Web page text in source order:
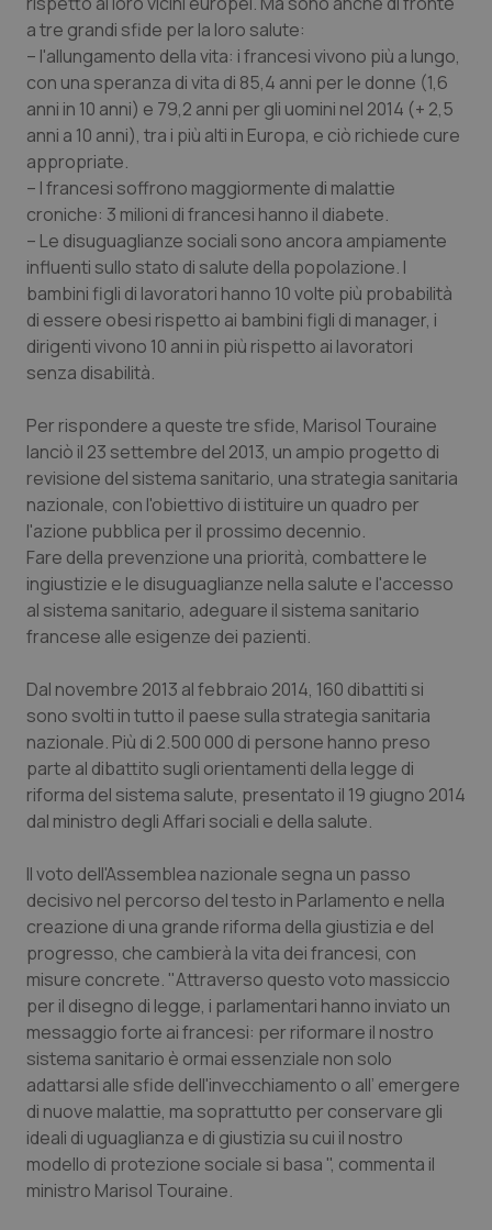
Provincia Autonoma di Trento
Puglia
Sardegna
Sicilia
Toscana
Umbria
Veneto
Ipertensione & Scompenso
Malattie rare
Malattia di Crohn & Rettocolite Ulcerosa
Neuroscienze & patologie neurodegenerative
Obesità
Oftalmologia
Oncoematologia
Oncologia & Nutrizione
Psoriasi & pelle
Quotidiano Cardiologia
Quotidiano Chirurgia
Quotidiano Oncologia
Quotidiano Pediatria
Rene & patologie urogenitali
Salute orale & impianti
Sangue & coagulazione
Tiroide
Tumore al seno
Tumore ovarico
Tumori del Polmone & Testa Collo
a tre grandi sfide per la loro salute:
– l'allungamento della vita: i francesi vivono più a lungo,
con una speranza di vita di 85,4 anni per le donne (1,6
anni in 10 anni) e 79,2 anni per gli uomini nel 2014 (+ 2,5
anni a 10 anni), tra i più alti in Europa, e ciò richiede cure
appropriate.
– I francesi soffrono maggiormente di malattie
croniche: 3 milioni di francesi hanno il diabete.
– Le disuguaglianze sociali sono ancora ampiamente
influenti sullo stato di salute della popolazione. I
bambini figli di lavoratori hanno 10 volte più probabilità
di essere obesi rispetto ai bambini figli di manager, i
dirigenti vivono 10 anni in più rispetto ai lavoratori
senza disabilità.
Per rispondere a queste tre sfide, Marisol Touraine
lanciò il 23 settembre del 2013, un ampio progetto di
revisione del sistema sanitario, una strategia sanitaria
nazionale, con l'obiettivo di istituire un quadro per
l'azione pubblica per il prossimo decennio.
Fare della prevenzione una priorità, combattere le
ingiustizie e le disuguaglianze nella salute e l'accesso
al sistema sanitario, adeguare il sistema sanitario
francese alle esigenze dei pazienti.
Dal novembre 2013 al febbraio 2014, 160 dibattiti si
sono svolti in tutto il paese sulla strategia sanitaria
nazionale. Più di 2.500 000 di persone hanno preso
parte al dibattito sugli orientamenti della legge di
riforma del sistema salute, presentato il 19 giugno 2014
dal ministro degli Affari sociali e della salute.
Il voto dell'Assemblea nazionale segna un passo
decisivo nel percorso del testo in Parlamento e nella
creazione di una grande riforma della giustizia e del
progresso, che cambierà la vita dei francesi, con
misure concrete. "Attraverso questo voto massiccio
per il disegno di legge, i parlamentari hanno inviato un
messaggio forte ai francesi: per riformare il nostro
sistema sanitario è ormai essenziale non solo
adattarsi alle sfide dell'invecchiamento o all’ emergere
di nuove malattie, ma soprattutto per conservare gli
ideali di uguaglianza e di giustizia su cui il nostro
modello di protezione sociale si basa ", commenta il
ministro Marisol Touraine.